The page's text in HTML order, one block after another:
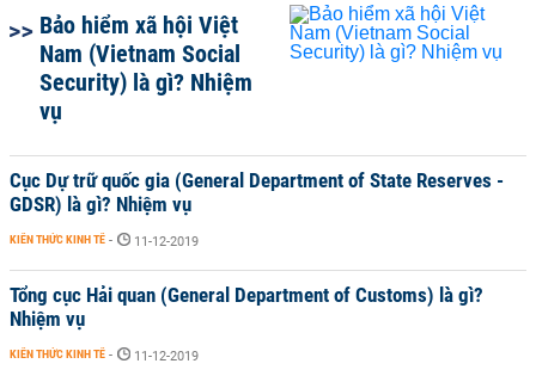
Bảo hiểm xã hội Việt
Nam (Vietnam Social
Security) là gì? Nhiệm
vụ
Cục Dự trữ quốc gia (General Department of State Reserves -
GDSR) là gì? Nhiệm vụ
KIẾN THỨC KINH TẾ - 11-12-2019
Tổng cục Hải quan (General Department of Customs) là gì?
Nhiệm vụ
KIẾN THỨC KINH TẾ - 11-12-2019